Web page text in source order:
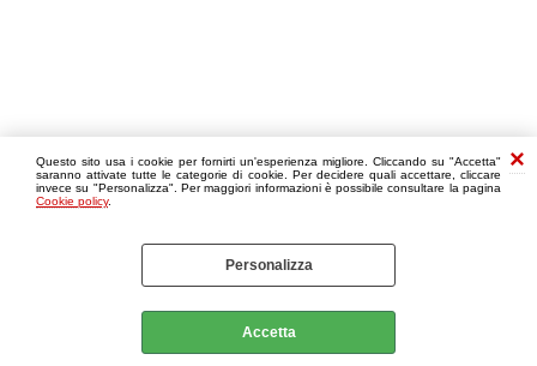
Questo sito usa i cookie per fornirti un'esperienza migliore. Cliccando su "Accetta"
saranno attivate tutte le categorie di cookie. Per decidere quali accettare, cliccare
invece su "Personalizza". Per maggiori informazioni è possibile consultare la pagina
Cookie policy.
Personalizza
Accetta